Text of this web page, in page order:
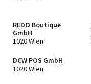
REDO Boutique
GmbH
1020 Wien
DCW POS GmbH
1020 Wien